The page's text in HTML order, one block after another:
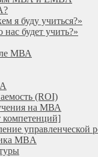
я буду учиться?»
будет учить?»
МВА
(ROI)
на МВА
компетенций]
управленческой
MBA